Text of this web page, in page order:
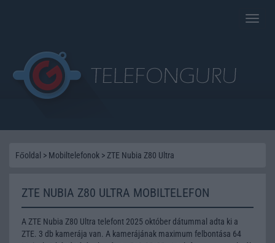
Toggle
Főoldal > Mobiltelefonok > ZTE Nubia Z80 Ultra
ZTE NUBIA Z80 ULTRA MOBILTELEFON
A ZTE Nubia Z80 Ultra telefont 2025 október dátummal adta ki a
ZTE. 3 db kamerája van. A kamerájának maximum felbontása 64